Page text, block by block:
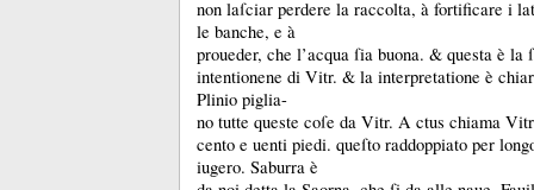
non laſciar perdere la raccolta, à fortificare i
le banche, e à
proueder, che l’acqua ſia buona. & questa è la
intentionene di Vitr. & la interpretatione è
Plinio piglia-
no tutte queste coſe da Vitr. A ctus chiama
cento e uenti piedi. queſto raddoppiato per
iugero. Saburra è